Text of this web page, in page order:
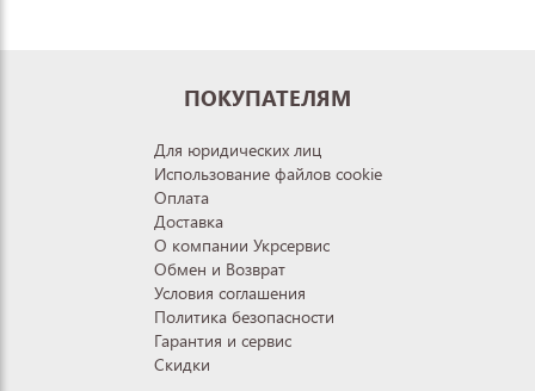
ПОКУПАТЕЛЯМ
Для юридических лиц
Использование файлов cookie
Оплата
Доставка
О компании Укрсервис
Обмен и Возврат
Условия соглашения
Политика безопасности
Гарантия и сервис
Скидки